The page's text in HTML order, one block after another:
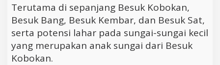
Terutama di sepanjang Besuk Kobokan,
Besuk Bang, Besuk Kembar, dan Besuk Sat,
serta potensi lahar pada sungai-sungai kecil
yang merupakan anak sungai dari Besuk
Kobokan.